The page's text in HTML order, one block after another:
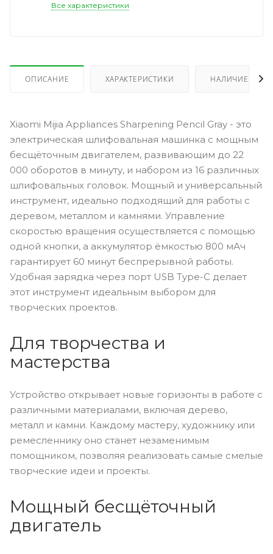
Все характеристики
ОПИСАНИЕ ХАРАКТЕРИСТИКИ НАЛИЧИЕ
Xiaomi Mijia Appliances Sharpening Pencil Gray - это
электрическая шлифовальная машинка с мощным
бесщёточным двигателем, развивающим до 22
000 оборотов в минуту, и набором из 16 различных
шлифовальных головок. Мощный и универсальный
инструмент, идеально подходящий для работы с
деревом, металлом и камнями. Управление
скоростью вращения осуществляется с помощью
одной кнопки, а аккумулятор ёмкостью 800 мАч
гарантирует 60 минут беспрерывной работы.
Удобная зарядка через порт USB Type-C делает
этот инструмент идеальным выбором для
творческих проектов.
Для творчества и
мастерства
Устройство открывает новые горизонты в работе с
различными материалами, включая дерево,
металл и камни. Каждому мастеру, художнику или
ремесленнику оно станет незаменимым
помощником, позволяя реализовать самые смелые
творческие идеи и проекты.
Мощный бесщёточный
двигатель